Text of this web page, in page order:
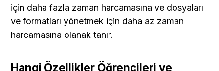
için daha fazla zaman harcamasına ve dosyaları
ve formatları yönetmek için daha az zaman
harcamasına olanak tanır.
Hangi Özellikler Öğrencileri ve